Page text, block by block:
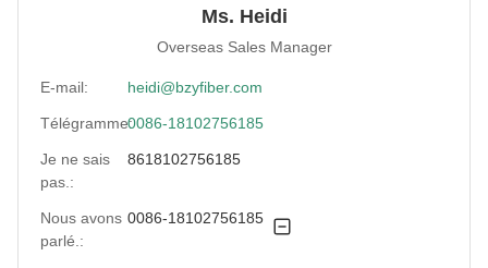
Fiber Length: 100-150mm
Grade:
Ms. Heidi
Overseas Sales Manager
E-mail: heidi@bzyfiber.com
Télégramme:0086-18102756185
Je ne sais
pas.:
8618102756185
Nous avons
parlé.:
0086-18102756185